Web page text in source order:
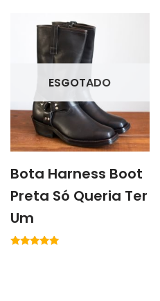
ESGOTADO
Bota Harness Boot
Preta Só Queria Ter
Um